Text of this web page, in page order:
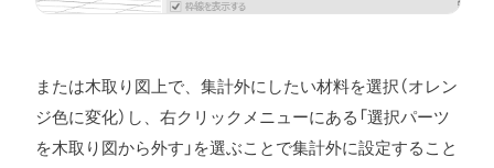
または木取り図上で、集計外にしたい材料を選択（オレン
ジ色に変化）し、右クリックメニューにある「選択パーツ
を木取り図から外す」を選ぶことで集計外に設定すること